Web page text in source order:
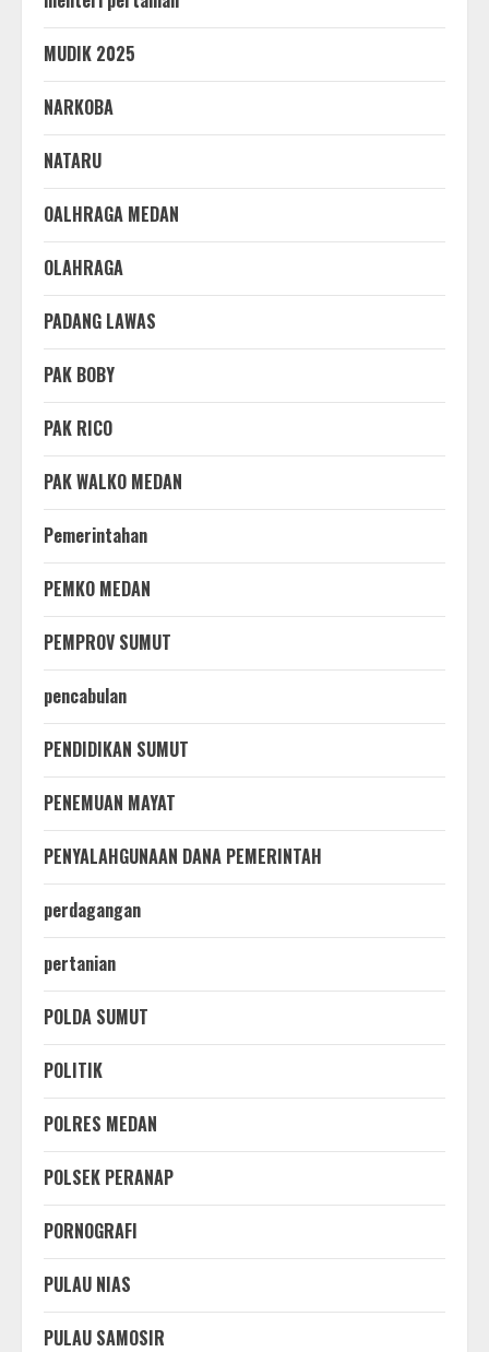
MUDIK 2025
NARKOBA
NATARU
OALHRAGA MEDAN
OLAHRAGA
PADANG LAWAS
PAK BOBY
PAK RICO
PAK WALKO MEDAN
Pemerintahan
PEMKO MEDAN
PEMPROV SUMUT
pencabulan
PENDIDIKAN SUMUT
PENEMUAN MAYAT
PENYALAHGUNAAN DANA PEMERINTAH
perdagangan
pertanian
POLDA SUMUT
POLITIK
POLRES MEDAN
POLSEK PERANAP
PORNOGRAFI
PULAU NIAS
PULAU SAMOSIR